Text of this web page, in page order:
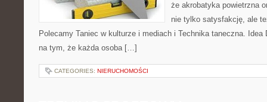
że akrobatyka powietrzna
nie tylko satysfakcję, ale
Polecamy Taniec w kulturze i mediach i Technika taneczna. Idea
na tym, że każda osoba […]
CATEGORIES: NIERUCHOMOŚCI